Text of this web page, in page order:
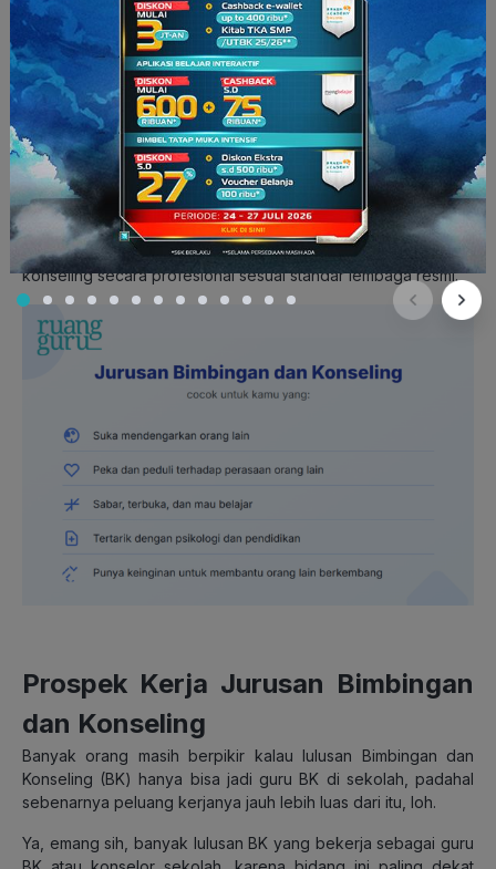
3. Doktoral (Dr.), bagi kamu yang ingin berkarier di dunia
akademik atau penelitian tingkat tinggi, bisa lanjut ke jenjang
S3 (Doktoral).
Baca Juga:
Mengulik Jurusan Pariwisata, untuk Kamu
yang Hobi Jalan-Jalan
Beberapa universitas juga membuka program
profesi
konselor
(mirip seperti profesi guru atau psikolog), yang
menghasilkan gelar tambahan atau sertifikat profesi setelah
S1 atau S2. Program ini menyiapkan kamu agar bisa praktik
konseling secara profesional sesuai standar lembaga resmi.
Prospek Kerja Jurusan Bimbingan
dan Konseling
Banyak orang masih berpikir kalau lulusan Bimbingan dan
Konseling (BK) hanya bisa jadi guru BK di sekolah, padahal
sebenarnya peluang kerjanya jauh lebih luas dari itu, loh.
Ya, emang sih, banyak lulusan BK yang bekerja sebagai guru